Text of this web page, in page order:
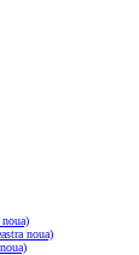
noua)
noua)